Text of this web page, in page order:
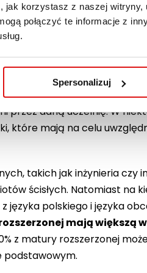
korzystasz z naszej witryny,
połączyć te informacje z
Spersonalizuj
wyników z
etapu nauki (studia
dany kierunek.
kryteria przeliczania
od którego zależy
procentowy z danego
przez daną uczelnię. W
które mają na celu
takich jak inżynieria czy
ścisłych. Natomiast na
języka polskiego i języka
mają większą
z matury rozszerzonej
podstawowym.